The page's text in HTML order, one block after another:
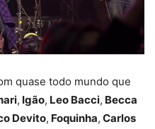
quase todo mundo que
, Igão, Leo Bacci, Becca
Devito, Foquinha, Carlos